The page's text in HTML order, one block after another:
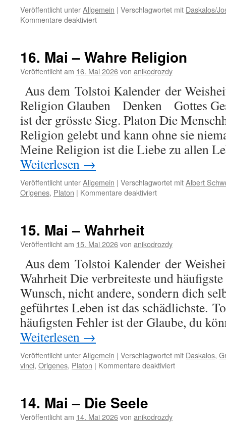
Veröffentlicht unterAllgemein | Verschlagwortet mit Daskalos/
Kommentare deaktiviertfür
Verleumdung
16. Mai – Wahre Religion
Veröffentlicht am 16. Mai 2026von anikodrozdy
Aus dem Tolstoi Kalender der
Religion Glauben Denken Gottes
ist der grösste Sieg. Platon Die
Religion gelebt und kann ohne sie
Meine Religion ist die Liebe zu allen
Weiterlesen →
Veröffentlicht unterAllgemein | Verschlagwortet mitAlbert
Origenes, Platon | Kommentare deaktiviertfür
Religion
15. Mai – Wahrheit
Veröffentlicht am 15. Mai 2026von anikodrozdy
Aus dem Tolstoi Kalender der
Wahrheit Die verbreiteste und
Wunsch, nicht andere, sondern dich
geführtes Leben ist das schädlichste.
häufigsten Fehler ist der Glaube, du
Weiterlesen →
Veröffentlicht unterAllgemein | Verschlagwortet mit Daskalos,
vinci, Origenes, Platon | Kommentare deaktiviertfür
14. Mai – Die Seele
Veröffentlicht am 14. Mai 2026von anikodrozdy